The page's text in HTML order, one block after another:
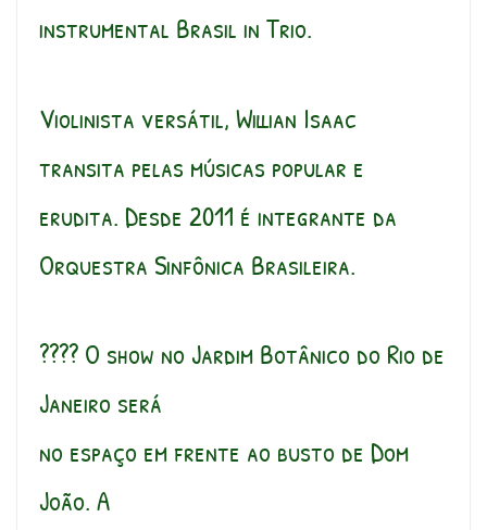
instrumental Brasil in Trio.
Violinista versátil, Willian Isaac
transita pelas músicas popular e
erudita. Desde 2011 é integrante da
Orquestra Sinfônica Brasileira.
???? O show no Jardim Botânico do Rio de
Janeiro será
no espaço em frente ao busto de Dom
João. A